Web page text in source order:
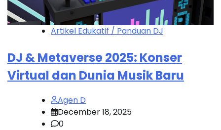
Artikel Edukatif / Panduan DJ
DJ & Metaverse 2025: Konser
Virtual dan Dunia Musik Baru
Agen D
December 18, 2025
0